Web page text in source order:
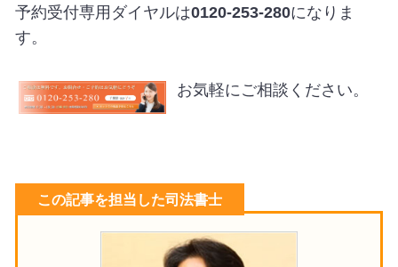
予約受付専用ダイヤルは0120-253-280になりま
す。
お気軽にご相談ください。
この記事を担当した司法書士